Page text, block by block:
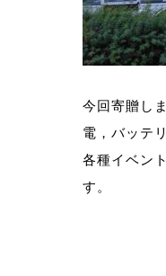
今回寄贈し
電，バッテ
各種イベン
す。